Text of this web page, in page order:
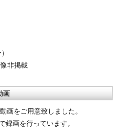
非掲載
画
画をご用意致しました。
録画を行っています。